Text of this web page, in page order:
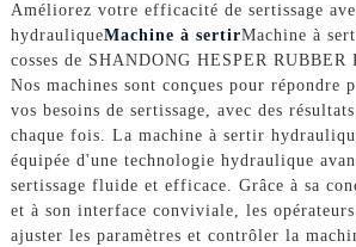
Améliorez votre efficacité de sertissage
hydrauliqueMachine à sertirMachine à
cosses de SHANDONG HESPER
Nos machines sont conçues pour répondre
vos besoins de sertissage, avec des
chaque fois. La machine à sertir
équipée d'une technologie hydraulique
sertissage fluide et efficace. Grâce à sa
et à son interface conviviale, les
ajuster les paramètres et contrôler la